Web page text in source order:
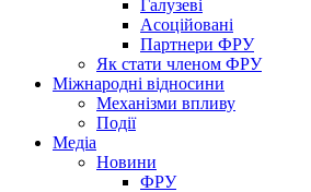
Галузеві
Асоційовані
Партнери ФРУ
Як стати членом ФРУ
Міжнародні відносини
Механізми впливу
Події
Медіа
Новини
ФРУ